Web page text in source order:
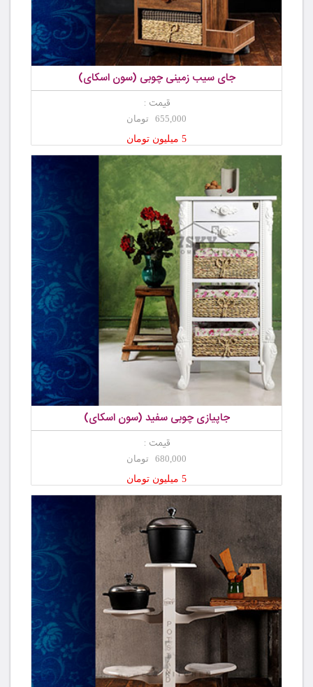
جای سیب زمینی چوبی (سون اسکای)
قیمت :
655,000 تومان
5 میلیون تومان
جاپیازی چوبی سفید (سون اسکای)
قیمت :
680,000 تومان
5 میلیون تومان